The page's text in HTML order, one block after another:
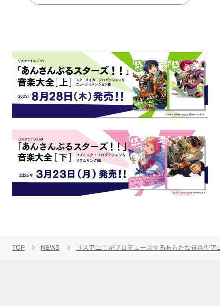
TOP NEWS リスアニ！がプロデュースするあらたな複合型